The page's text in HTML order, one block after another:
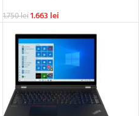
1.750lei1.663 lei